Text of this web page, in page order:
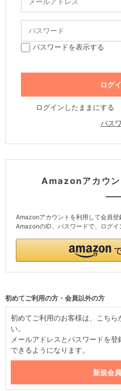
パスワードを表示する
ログインしたままにする
パス
Amazonアカウン
Amazonアカウントを利用して会員登
AmazonのID、パスワードで、ログイ
初めてご利用の方・会員以外の方
初めてご利用のお客様は、こちら
い。
メールアドレスとパスワードを
できるようになります。